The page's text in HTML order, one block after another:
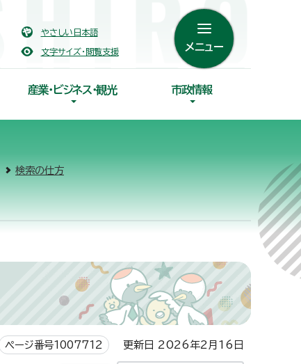
やさしい日本語
文字サイズ・閲覧支援 メニュー
産業・ビジネス・観光 市政情報
検索の仕方
ページ番号1007712 更新日 2026年2月16日